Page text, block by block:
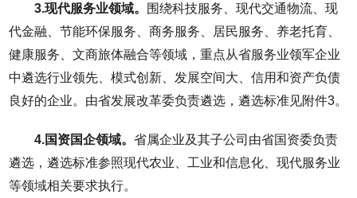
3.现代服务业领域。
围绕科技服务、现代交通物流、现
代金融、节能环保服务、商务服务、居民服务、养老托育、
健康服务、文商旅体融合等领域，重点从省服务业领军企业
中遴选行业领先、模式创新、发展空间大、信用和资产负债
良好的企业。由省发展改革委负责遴选，遴选标准见附件3。
4.国资国企领域。省属企业及其子公司由省国资委负责
遴选，遴选标准参照现代农业、工业和信息化、现代服务业
等领域相关要求执行。